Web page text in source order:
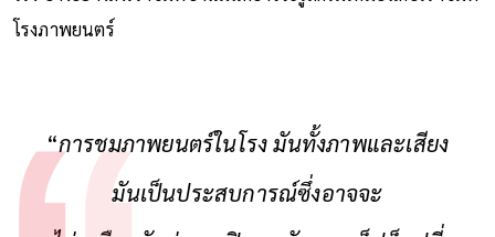
โรงภาพยนตร์
“การชมภาพยนตร์ในโรง มันทั้งภาพและเสียง
มันเป็นประสบการณ์ซึ่งอาจจะ